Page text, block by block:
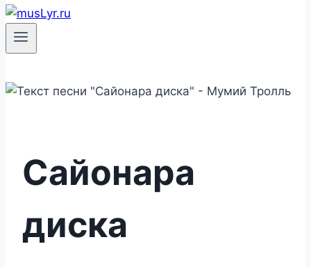
Сайонара
диска